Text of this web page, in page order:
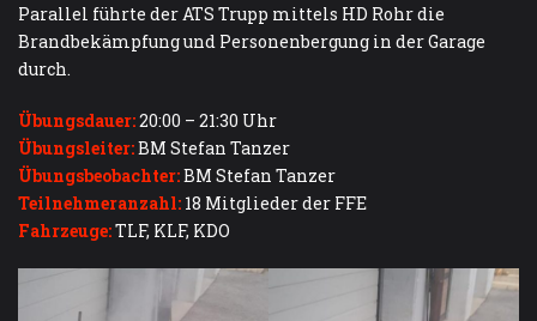
Parallel führte der ATS Trupp mittels HD Rohr die
Brandbekämpfung und Personenbergung in der Garage
durch.
Übungsdauer:20:00 – 21:30 Uhr
Übungsleiter:BM Stefan Tanzer
Übungsbeobachter:BM Stefan Tanzer
Teilnehmeranzahl: 18 Mitglieder der FFE
Fahrzeuge:TLF, KLF, KDO